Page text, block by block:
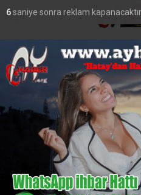
Ana Sayfa› Video Galeri
Maç Günü –
Hatayspor
Adnan KİREÇÇİ
Giriş: 20-02-2022 14:35
Güncelleme: 20-02-2022 16:16
6saniye sonra reklam kapanacaktır.